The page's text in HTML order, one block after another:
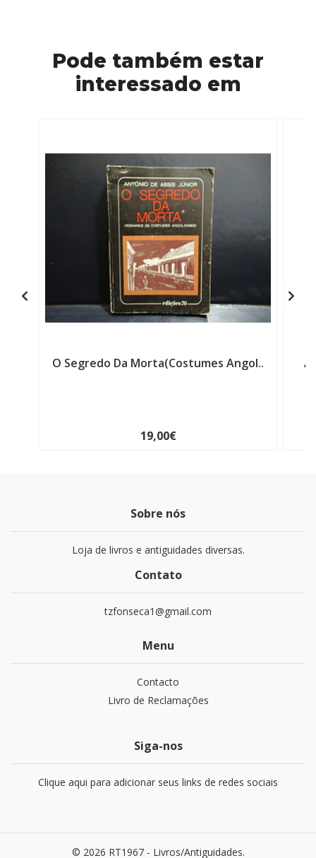
Pode também estar
interessado em
O Segredo Da Morta(Costumes Angol..
19,00€
Sobre nós
Loja de livros e antiguidades diversas.
Contato
tzfonseca1@gmail.com
Menu
Contacto
Livro de Reclamações
Siga-nos
Clique aqui para adicionar seus links de redes sociais
© 2026 RT1967 - Livros/Antiguidades.